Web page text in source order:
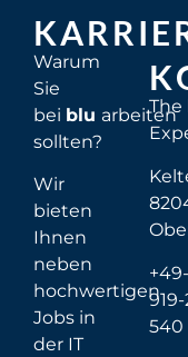
Warum
Sie
bei blu arbeiten
sollten?
Wir
bieten
Ihnen
neben
hochwertigen
Jobs in
der IT
The
540